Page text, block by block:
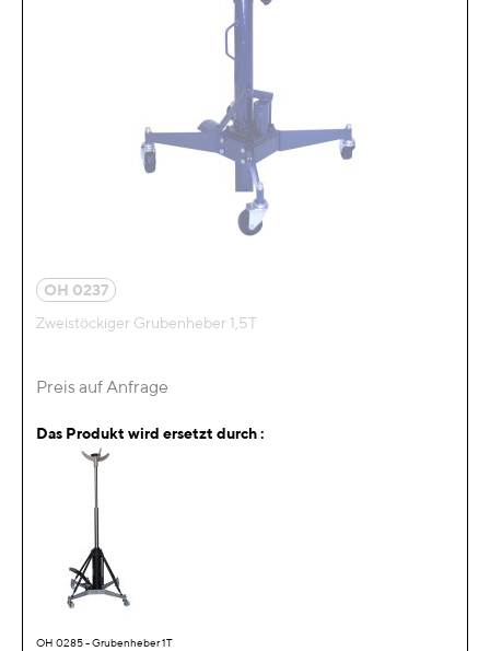
OH 0237
Zweistöckiger Grubenheber 1,5T
Preis auf Anfrage
Das Produkt wird ersetzt durch :
OH 0285 - Grubenheber 1T